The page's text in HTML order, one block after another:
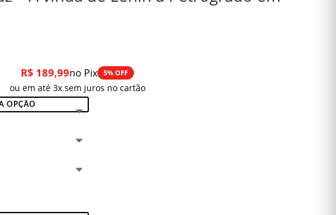
R$ 189,99no Pix 5% OFF
ou em até 3x sem juros no cartão